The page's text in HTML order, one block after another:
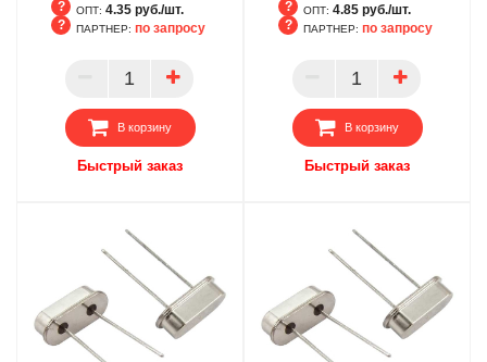
ОПТ: 4.35 руб./шт.
ПАРТНЕР
ПАРТНЕР: по запросу
В корзину
Быстрый заказ
ОПТ: 4.85 руб./шт.
ПАРТНЕР
ПАРТНЕР: по запросу
В корзину
Быстрый заказ